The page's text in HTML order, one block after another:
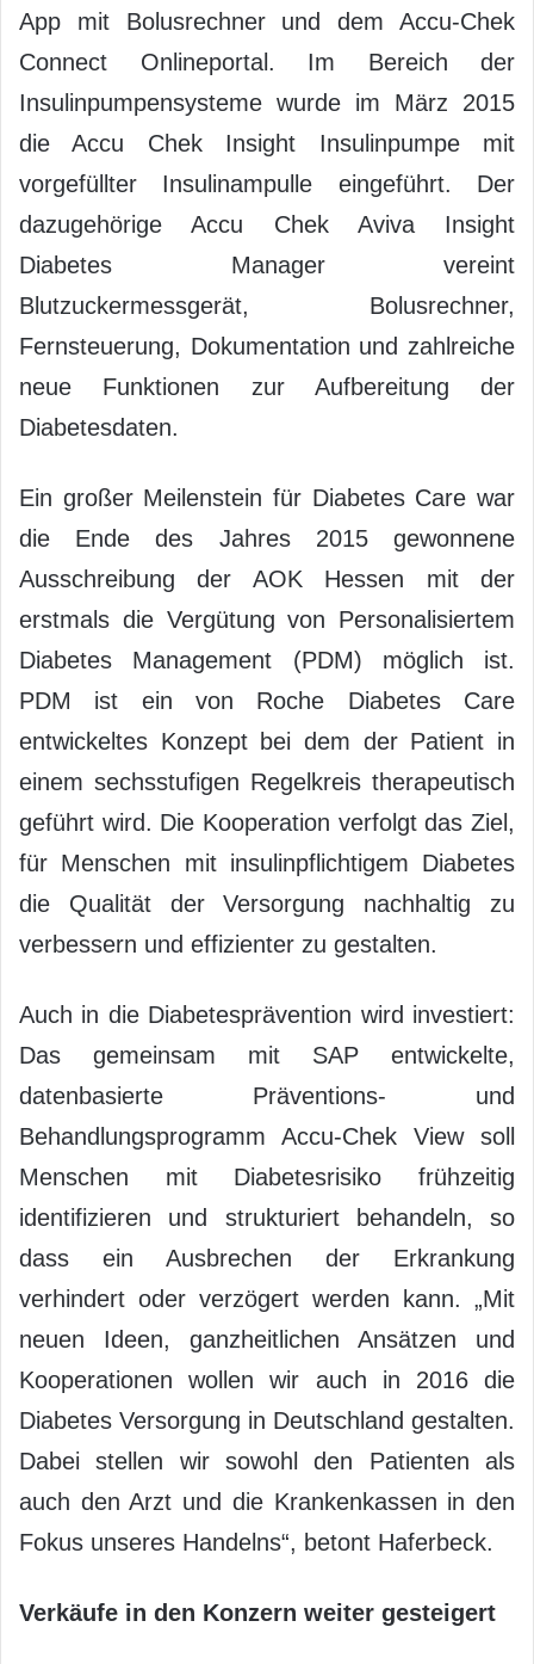
App mit Bolusrechner und dem Accu-Chek
Connect Onlineportal. Im Bereich der
Insulinpumpensysteme wurde im März 2015
die Accu Chek Insight Insulinpumpe mit
vorgefüllter Insulinampulle eingeführt. Der
dazugehörige Accu Chek Aviva Insight
Diabetes Manager vereint
Blutzuckermessgerät, Bolusrechner,
Fernsteuerung, Dokumentation und zahlreiche
neue Funktionen zur Aufbereitung der
Diabetesdaten.
Ein großer Meilenstein für Diabetes Care war
die Ende des Jahres 2015 gewonnene
Ausschreibung der AOK Hessen mit der
erstmals die Vergütung von Personalisiertem
Diabetes Management (PDM) möglich ist.
PDM ist ein von Roche Diabetes Care
entwickeltes Konzept bei dem der Patient in
einem sechsstufigen Regelkreis therapeutisch
geführt wird. Die Kooperation verfolgt das Ziel,
für Menschen mit insulinpflichtigem Diabetes
die Qualität der Versorgung nachhaltig zu
verbessern und effizienter zu gestalten.
Auch in die Diabetesprävention wird investiert:
Das gemeinsam mit SAP entwickelte,
datenbasierte Präventions- und
Behandlungsprogramm Accu-Chek View soll
Menschen mit Diabetesrisiko frühzeitig
identifizieren und strukturiert behandeln, so
dass ein Ausbrechen der Erkrankung
verhindert oder verzögert werden kann. „Mit
neuen Ideen, ganzheitlichen Ansätzen und
Kooperationen wollen wir auch in 2016 die
Diabetes Versorgung in Deutschland gestalten.
Dabei stellen wir sowohl den Patienten als
auch den Arzt und die Krankenkassen in den
Fokus unseres Handelns“, betont Haferbeck.
Verkäufe in den Konzern weiter gesteigert